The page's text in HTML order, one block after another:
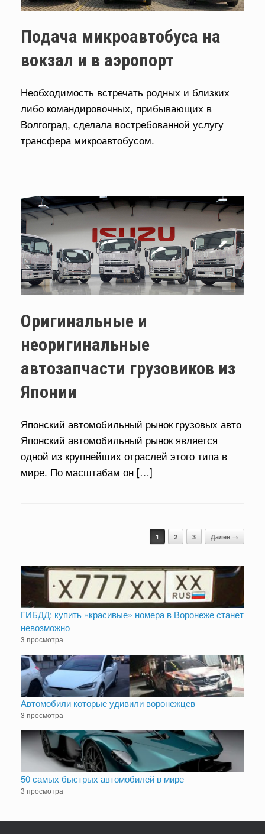
Подача микроавтобуса на
вокзал и в аэропорт
Необходимость встречать родных и близких
либо командировочных, прибывающих в
Волгоград, сделала востребованной услугу
трансфера микроавтобусом.
Оригинальные и
неоригинальные
автозапчасти грузовиков из
Японии
Японский автомобильный рынок грузовых авто
Японский автомобильный рынок является
одной из крупнейших отраслей этого типа в
мире. По масштабам он […]
1 2 3 Далее →
ГИБДД: купить «красивые» номера в Воронеже станет
невозможно
3 просмотра
Автомобили которые удивили воронежцев
3 просмотра
50 самых быстрых автомобилей в мире
3 просмотра